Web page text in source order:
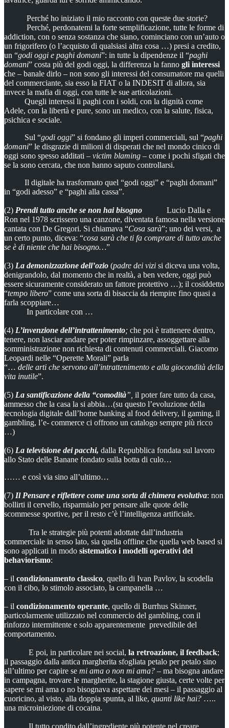
Perché ho iniziato il mio racconto con queste due storie?
Perché, perdonatemi la forte semplificazione, tutte le forme di
addiction, con o senza sostanza che siano, cominciano con un’auto o
un frigorifero (o l’acquisto di qualsiasi altra cosa …) presi a credito,
un “godi oggi e paghi domani”: in tutte la dipendenze il “paghi
domani” costa più del godi oggi, la differenza la fanno gli interessi
che – banale dirlo – non sono gli interessi del consumatore ma quelli
del commerciante, sia esso la FIAT o la INDESIT di allora, sia
invece la mafia di oggi, con tutte le sue articolazioni.
Quegli interessi li paghi con i soldi, con la dignità come
Adele, con la libertà e pure, sono un medico, con la salute, fisica,
psichica e sociale.
Sul “godi oggi” si fondano gli imperi commerciali, sul “paghi
domani” le disgrazie di milioni di disperati che nel mondo cinico di
oggi sono spesso additati – victim blaming – come i pochi sfigati che
se la sono cercata, che non hanno saputo controllarsi.
Il digitale ha trasformato quel “godi oggi” e “paghi domani”
in “godi adesso” e “paghi alla cassa”.
(2) Prendi tutto anche se non hai bisogno Lucio Dalla e
Ron nel 1978 scrissero una canzone, diventata famosa nella versione
cantata con De Gregori. Si chiamava “Cosa sarà”; uno dei versi, a
un certo punto, diceva: “cosa sarà che ti fa comprare di tutto anche
se è di niente che hai bisogno…”
(3) La demonizzazione dell’ozio (padre dei vizi si diceva una volta,
denigrandolo, dal momento che in realtà, a ben vedere, oggi può
essere sicuramente considerato un fattore protettivo …); il cosiddetto
“tempo libero” come una sorta di bisaccia da riempire fino quasi a
farla scoppiare…
In particolare con …
(4) L’invenzione dell’intrattenimento; che poi è trattenere dentro,
tenere, non lasciar andare per poter rimpinzare, assoggettare alla
somministrazione non richiesta di contenuti commerciali. Giacomo
Leopardi nelle “Operette Morali” parla
“… delle arti che servono all’intrattenimento e alla giocondità della
vita inutile”.
(5) La santificazione della “comodità”, il poter fare tutto da casa,
ammesso che la casa la si abbia…(su questo l’evoluzione della
tecnologia digitale dall’home banking al food delivery, il gaming, il
gambling, l’e- commerce ci offrono un catalogo sempre più ricco
…)
(6) La televisione dei pacchi, dalla Repubblica fondata sul lavoro
allo Stato delle Banane fondato sulla botta di culo…
…… e così via sino all’ultimo…
(7) Il Pensare e riflettere come una sorta di chimera evolutiva: non
bollirti il cervello, risparmialo per pensare alle quote delle
scommesse sportive, per il resto c’è l’intelligenza artificiale.
Tra le strategie più potenti adottate dall’industria
commerciale in senso lato, sia quella offline che quella web based si
sono applicati in modo sistematico i modelli operativi del
behaviorismo:
– il condizionamento classico, quello di Ivan Pavlov, la scodella
con il cibo, lo stimolo associato, la campanella …
– il condizionamento operante, quello di Burrhus Skinner,
particolarmente utilizzato nel commercio del gambling, con il
rinforzo intermittente e solo apparentemente prevedibile del
comportamento.
E poi, in particolare nei social, la retroazione, il feedback;
il passaggio dalla antica margherita sfogliata petalo per petalo sino
all’ultimo per capire se mi ama o non mi ama? – ma bisogna andare
in campagna, trovare le margherite, la stagione giusta, certe volte per
sapere se mi ama o no bisognava aspettare dei mesi – il passaggio al
cuoricino, al visto, alla doppia spunta, al like, quanti like hai? …..
una microiniezione di cocaina.